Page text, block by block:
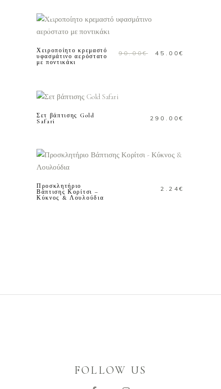
Προσφορά!
ΠΡΟΣΘΗΚΗ ΣΤΟ
Χειροποίητο κρεμαστό
υφασμάτινο αερόστατο
με ποντικάκι
90.00€
Original
45.00€
Σετ βάπτισης Gold
Safari
290.00€
ΠΡΟΣΘΗΚΗ ΣΤΟ
Προσκλητήριο
Βάπτισης Κορίτσι –
Κύκνος & Λουλούδια
2.24€
FOLLOW US